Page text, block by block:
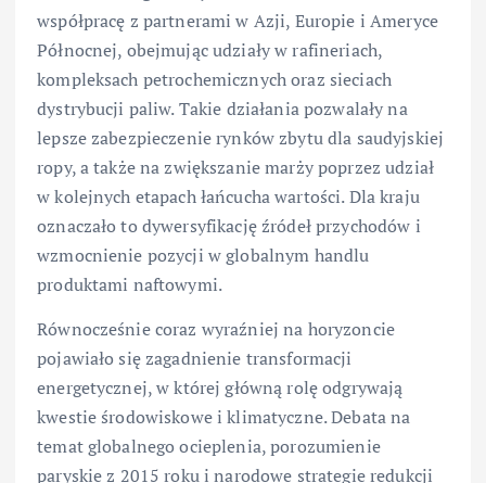
współpracę z partnerami w Azji, Europie i Ameryce
Północnej, obejmując udziały w rafineriach,
kompleksach petrochemicznych oraz sieciach
dystrybucji paliw. Takie działania pozwalały na
lepsze zabezpieczenie rynków zbytu dla saudyjskiej
ropy, a także na zwiększanie marży poprzez udział
w kolejnych etapach łańcucha wartości. Dla kraju
oznaczało to dywersyfikację źródeł przychodów i
wzmocnienie pozycji w globalnym handlu
produktami naftowymi.
Równocześnie coraz wyraźniej na horyzoncie
pojawiało się zagadnienie transformacji
energetycznej, w której główną rolę odgrywają
kwestie środowiskowe i klimatyczne. Debata na
temat globalnego ocieplenia, porozumienie
paryskie z 2015 roku i narodowe strategie redukcji